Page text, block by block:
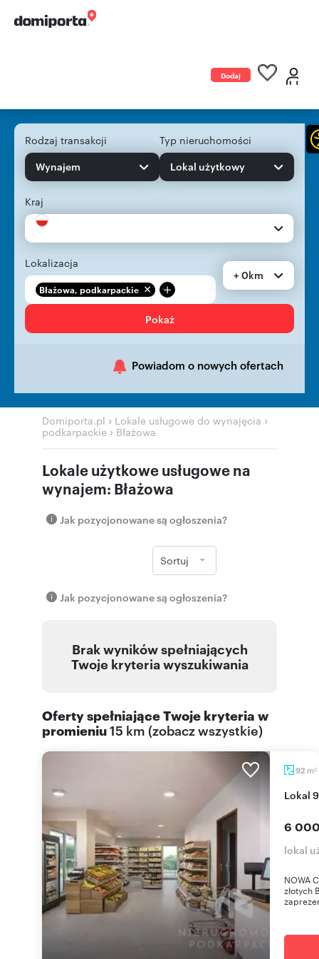
Dodaj
Rodzaj transakcji
Wynajem
Typ nieruchomości
Lokal użytkowy
Kraj
Lokalizacja
Błażowa, podkarpackie +
+ 0km
Pokaż
Powiadom o nowych ofertach
Domiporta.pl › Lokale usługowe do wynajęcia ›
podkarpackie › Błażowa
Lokale użytkowe usługowe na
wynajem: Błażowa
Jak pozycjonowane są ogłoszenia?
Sortuj
Jak pozycjonowane są ogłoszenia?
Brak wyników spełniających
Twoje kryteria wyszukiwania
Oferty spełniające Twoje kryteria w
promieniu15 km (zobacz wszystkie)
92 m2
Lokal
6
lokal
NOWA
złotych